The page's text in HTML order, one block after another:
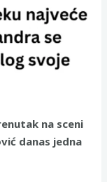
na sceni
danas jedna